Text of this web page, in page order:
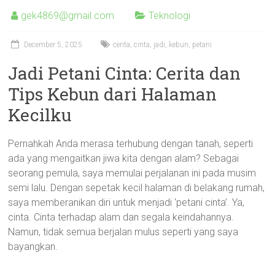
gek4869@gmail.com Teknologi
December 5, 2025 cerita,cinta, jadi, kebun, petani
Jadi Petani Cinta: Cerita dan
Tips Kebun dari Halaman
Kecilku
Pernahkah Anda merasa terhubung dengan tanah, seperti
ada yang mengaitkan jiwa kita dengan alam? Sebagai
seorang pemula, saya memulai perjalanan ini pada musim
semi lalu. Dengan sepetak kecil halaman di belakang rumah,
saya memberanikan diri untuk menjadi ‘petani cinta’. Ya,
cinta. Cinta terhadap alam dan segala keindahannya.
Namun, tidak semua berjalan mulus seperti yang saya
bayangkan.